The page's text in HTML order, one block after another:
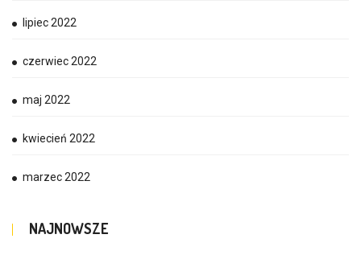
lipiec 2022
czerwiec 2022
maj 2022
kwiecień 2022
marzec 2022
NAJNOWSZE